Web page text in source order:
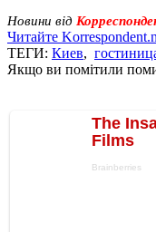
Новини від
Читайте
ТЕГИ: Киев,
Якщо ви помітили